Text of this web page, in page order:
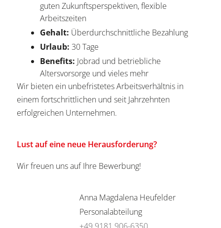
guten Zukunftsperspektiven, flexible
Arbeitszeiten
Gehalt: Überdurchschnittliche Bezahlung
Urlaub: 30 Tage
Benefits: Jobrad und betriebliche
Altersvorsorge und vieles mehr
Wir bieten ein unbefristetes Arbeitsverhältnis in
einem fortschrittlichen und seit Jahrzehnten
erfolgreichen Unternehmen.
Lust auf eine neue Herausforderung?
Wir freuen uns auf Ihre Bewerbung!
Anna Magdalena Heufelder
Personalabteilung